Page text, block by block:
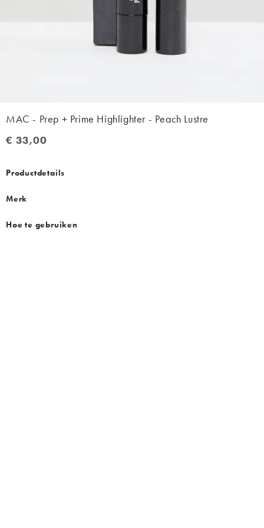
MAC - Prep + Prime Highlighter - Peach Lustre
€ 33,00
€ 33,00
Productdetails
Merk
Hoe te gebruiken